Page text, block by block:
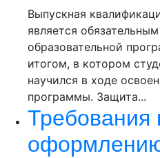
Выпускная
является
образовательной
итогом, в котором
научился в ходе
программы. Защита...
Требования